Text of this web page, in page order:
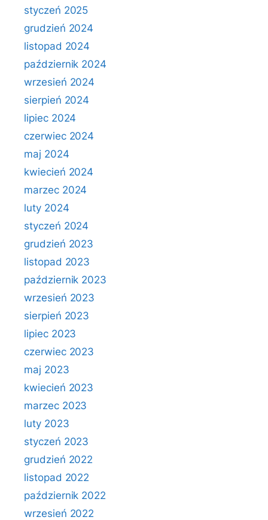
styczeń 2025
grudzień 2024
listopad 2024
październik 2024
wrzesień 2024
sierpień 2024
lipiec 2024
czerwiec 2024
maj 2024
kwiecień 2024
marzec 2024
luty 2024
styczeń 2024
grudzień 2023
listopad 2023
październik 2023
wrzesień 2023
sierpień 2023
lipiec 2023
czerwiec 2023
maj 2023
kwiecień 2023
marzec 2023
luty 2023
styczeń 2023
grudzień 2022
listopad 2022
październik 2022
wrzesień 2022